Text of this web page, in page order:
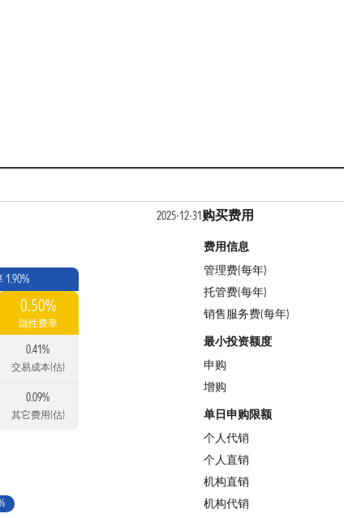
2025-12-31
0.50%
隐性费率
0.41%
交易成本(估)
0.09%
其它费用(估)
购买费用
费用信息
管理费(每年)
托管费(每年)
销售服务费(每年)
最小投资额度
申购
增购
单日申购限额
个人代销
个人直销
机构直销
机构代销